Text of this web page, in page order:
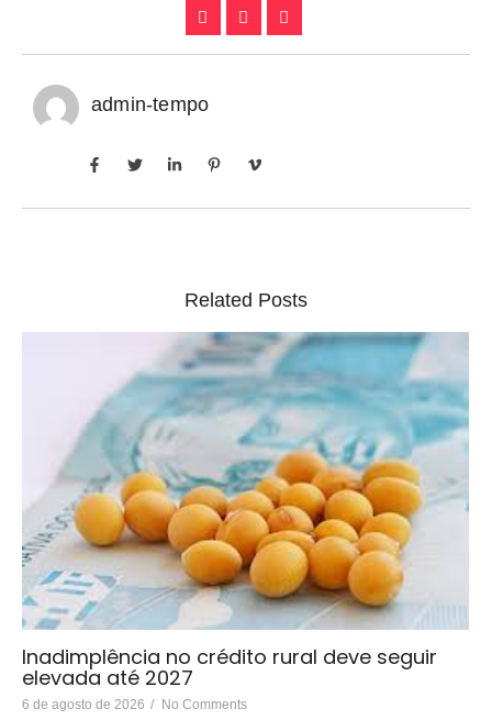
admin-tempo
Related Posts
Inadimplência no crédito rural deve seguir
elevada até 2027
6 de agosto de 2026 / No Comments